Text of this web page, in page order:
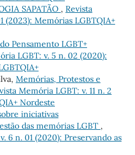
SAPATÃO , Revista
(2023): Memórias LGBTQIA+
Pensamento LGBT+
LGBT: v. 5 n. 02 (2020):
Memórias, Protestos e
Memória LGBT: v. 11 n. 2
Nordeste
iniciativas
das memórias LGBT ,
6 n. 01 (2020): Preservando as